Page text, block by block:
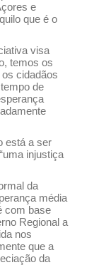
e
que é o
visa
temos os
cidadãos
de
está a ser
injustiça
da
média
com base
Regional a
nos
que a
da